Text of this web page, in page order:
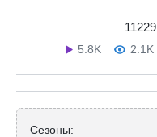
11229
5.8K
2.1K
Сезоны: